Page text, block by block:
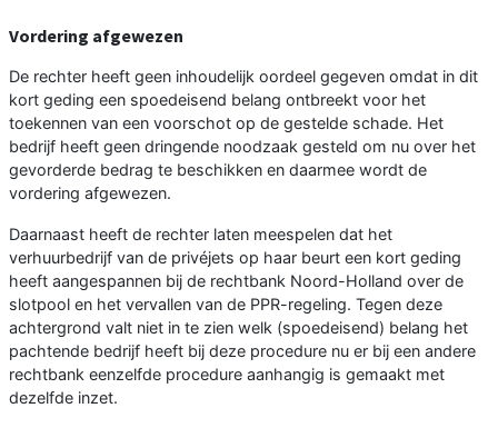
Vordering afgewezen
De rechter heeft geen inhoudelijk oordeel gegeven omdat in dit
kort geding een spoedeisend belang ontbreekt voor het
toekennen van een voorschot op de gestelde schade. Het
bedrijf heeft geen dringende noodzaak gesteld om nu over het
gevorderde bedrag te beschikken en daarmee wordt de
vordering afgewezen.
Daarnaast heeft de rechter laten meespelen dat het
verhuurbedrijf van de privéjets op haar beurt een kort geding
heeft aangespannen bij de rechtbank Noord-Holland over de
slotpool en het vervallen van de PPR-regeling. Tegen deze
achtergrond valt niet in te zien welk (spoedeisend) belang het
pachtende bedrijf heeft bij deze procedure nu er bij een andere
rechtbank eenzelfde procedure aanhangig is gemaakt met
dezelfde inzet.